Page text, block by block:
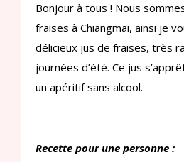
Bonjour à tous ! Nous
fraises à Chiangmai, ainsi je
délicieux jus de fraises, très
journées d’été. Ce jus
un apéritif sans alcool.
Recette pour une personne :